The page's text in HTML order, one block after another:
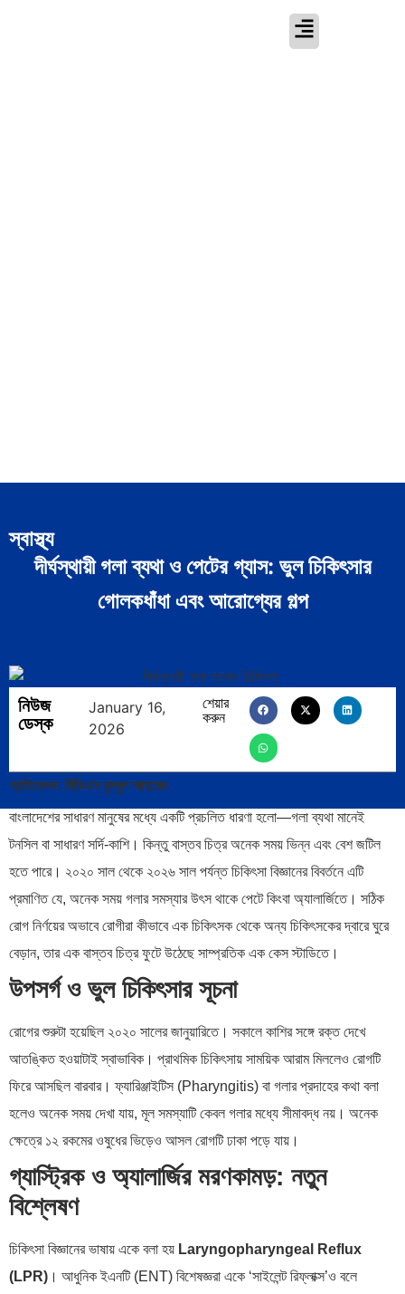
স্বাস্থ্য
দীর্ঘস্থায়ী গলা ব্যথা ও পেটের গ্যাস: ভুল চিকিৎসার
গোলকধাঁধা এবং আরোগ্যের গল্প
নিউজ
ডেস্ক
January 16,
2026
শেয়ার
করুন
প্রতিবেদক: বিডিএস বুলবুল আহমেদ
বাংলাদেশের সাধারণ মানুষের মধ্যে একটি প্রচলিত ধারণা হলো—গলা ব্যথা মানেই
টনসিল বা সাধারণ সর্দি-কাশি। কিন্তু বাস্তব চিত্র অনেক সময় ভিন্ন এবং বেশ জটিল
হতে পারে। ২০২০ সাল থেকে ২০২৬ সাল পর্যন্ত চিকিৎসা বিজ্ঞানের বিবর্তনে এটি
প্রমাণিত যে, অনেক সময় গলার সমস্যার উৎস থাকে পেটে কিংবা অ্যালার্জিতে। সঠিক
রোগ নির্ণয়ের অভাবে রোগীরা কীভাবে এক চিকিৎসক থেকে অন্য চিকিৎসকের দ্বারে ঘুরে
বেড়ান, তার এক বাস্তব চিত্র ফুটে উঠেছে সাম্প্রতিক এক কেস স্টাডিতে।
উপসর্গ ও ভুল চিকিৎসার সূচনা
রোগের শুরুটা হয়েছিল ২০২০ সালের জানুয়ারিতে। সকালে কাশির সঙ্গে রক্ত দেখে
আতঙ্কিত হওয়াটাই স্বাভাবিক। প্রাথমিক চিকিৎসায় সাময়িক আরাম মিললেও রোগটি
ফিরে আসছিল বারবার। ফ্যারিঞ্জাইটিস (Pharyngitis) বা গলার প্রদাহের কথা বলা
হলেও অনেক সময় দেখা যায়, মূল সমস্যাটি কেবল গলার মধ্যে সীমাবদ্ধ নয়। অনেক
ক্ষেত্রে ১২ রকমের ওষুধের ভিড়েও আসল রোগটি ঢাকা পড়ে যায়।
গ্যাস্ট্রিক ও অ্যালার্জির মরণকামড়: নতুন
বিশ্লেষণ
চিকিৎসা বিজ্ঞানের ভাষায় একে বলা হয় Laryngopharyngeal Reflux
(LPR) । আধুনিক ইএনটি (ENT) বিশেষজ্ঞরা একে ‘সাইলেন্ট রিফ্লাক্স’ও বলে